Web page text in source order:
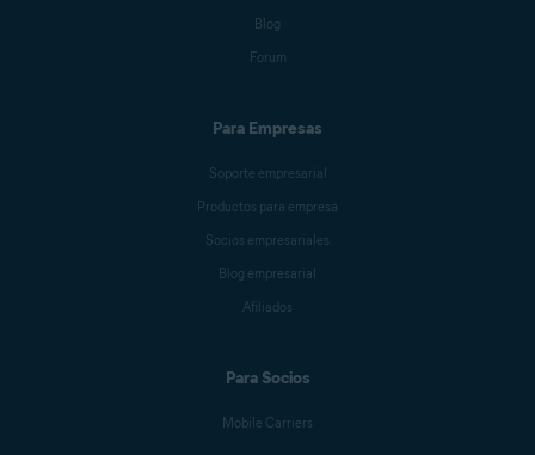
Blog
Forum
Para Empresas
Soporte empresarial
Productos para empresa
Socios empresariales
Blog empresarial
Afiliados
Para Socios
Mobile Carriers